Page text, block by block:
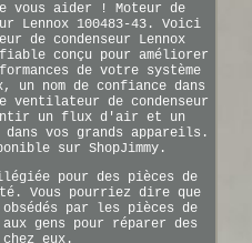
vous aider ! Moteur de
Lennox 100483-43. Voici
de condenseur Lennox
fiable conçu pour améliorer
de votre système
un nom de confiance dans
de condenseur
un flux d'air et un
vos grands appareils.
sur ShopJimmy.
pour des pièces de
Vous pourriez dire que
obsédés par les pièces de
gens pour réparer des